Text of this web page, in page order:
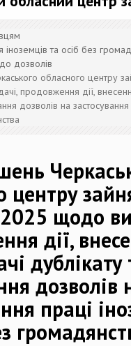
та осіб без
дозволів
обласного центру
продовження дії,
дозволів на
центру
щодо
дії,
дублікату
дозволів
праці